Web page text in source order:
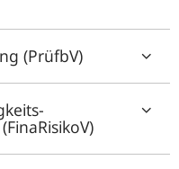
(PrüfbV)